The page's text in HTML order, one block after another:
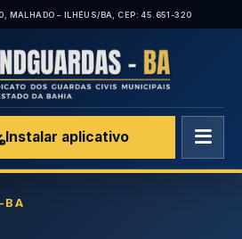
MALHADO – ILHÉUS/BA, CEP: 45.651-320
Instalar aplicativo
BA